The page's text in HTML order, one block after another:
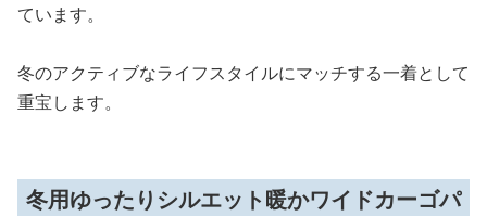
ています。
冬のアクティブなライフスタイルにマッチする一着として
重宝します。
冬用ゆったりシルエット暖かワイドカーゴパ